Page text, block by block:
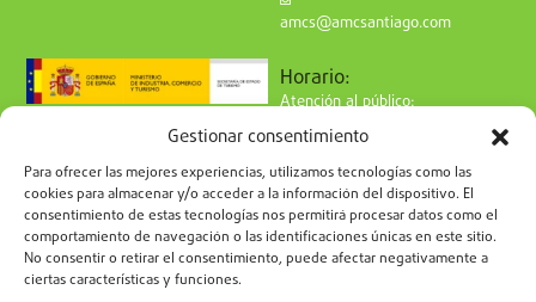
Gestionar consentimiento
Para ofrecer las mejores experiencias, utilizamos tecnologías como las
cookies para almacenar y/o acceder a la información del dispositivo. El
consentimiento de estas tecnologías nos permitirá procesar datos como el
comportamiento de navegación o las identificaciones únicas en este sitio.
No consentir o retirar el consentimiento, puede afectar negativamente a
ciertas características y funciones.
amcs@amcsantiago.com
Horario:
Atención al público:
de Lunes a Viernes
de 9 a 15h
Síguenos en redes:
Suscríbete a nuestro boletín